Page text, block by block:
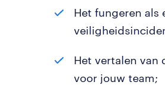
Het fungeren als
Het vertalen van
voor jouw team;